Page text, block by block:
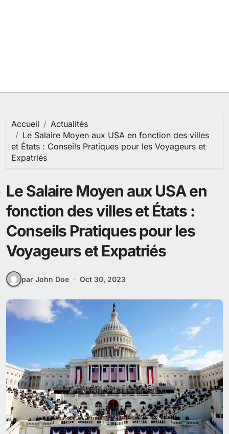
Accueil
Actualités
Le Salaire Moyen aux USA en fonction des villes
et États : Conseils Pratiques pour les Voyageurs et
Expatriés
Le Salaire Moyen aux USA en
fonction des villes et États :
Conseils Pratiques pour les
Voyageurs et Expatriés
par John Doe Oct 30, 2023